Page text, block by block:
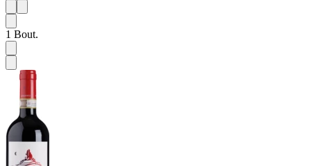
1
1 Bout.